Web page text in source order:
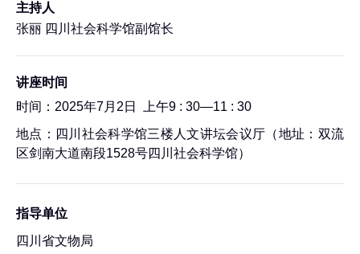
主持人
张丽 四川社会科学馆副馆长
讲座时间
时间：2025年7月2日 上午9 : 30—11 : 30
地点：四川社会科学馆三楼人文讲坛会议厅（地址：双流
区剑南大道南段1528号四川社会科学馆）
指导单位
四川省文物局